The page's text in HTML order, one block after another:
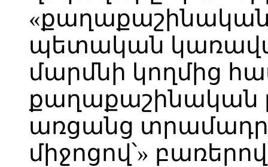
պետական
մարմնի կողմից
քաղաքաշինական
առցանց
միջոցով՝»